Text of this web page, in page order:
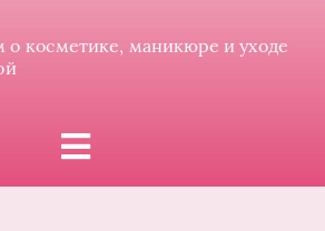
косметике, маникюре и уходе